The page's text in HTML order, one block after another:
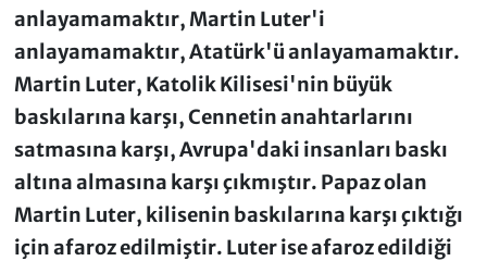
anlayamamaktır, Martin Luter'i
anlayamamaktır, Atatürk'ü anlayamamaktır.
Martin Luter, Katolik Kilisesi'nin büyük
baskılarına karşı, Cennetin anahtarlarını
satmasına karşı, Avrupa'daki insanları baskı
altına almasına karşı çıkmıştır. Papaz olan
Martin Luter, kilisenin baskılarına karşı çıktığı
için afaroz edilmiştir. Luter ise afaroz edildiği